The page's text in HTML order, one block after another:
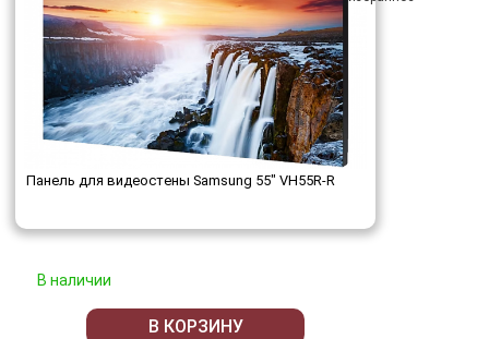
Панель для видеостены Samsung 55" VH55R-R
В наличии
В КОРЗИНУ